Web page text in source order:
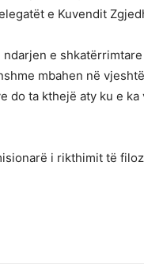
e Kuvendit
e
mbahen në
do ta kthejë aty ku e
i rikthimit të